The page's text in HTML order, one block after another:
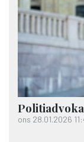
ons 28.01.2026